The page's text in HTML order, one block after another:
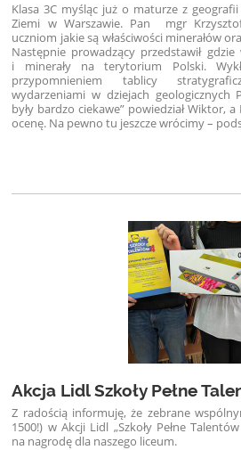
Klasa 3C myśląc już o maturze z
Ziemi w Warszawie. Pan mgr
uczniom jakie są właściwości minerałów
Następnie prowadzący przedstawił
i minerały na terytorium Polski.
przypomnieniem tablicy
wydarzeniami w dziejach geologicznych
były bardzo ciekawe” powiedział Wiktor,
ocenę. Na pewno tu jeszcze wrócimy –
Akcja Lidl Szkoły Pełne
Z radością informuję, że zebrane
1500!) w Akcji Lidl „Szkoły Pełne
na nagrodę dla naszego liceum.